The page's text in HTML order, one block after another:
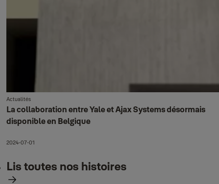
Actualités
La collaboration entre Yale et Ajax Systems désormais
disponible en Belgique
2024-07-01
Lis toutes nos histoires